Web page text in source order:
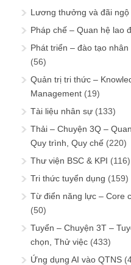
Lương thưởng và đãi ngộ
Pháp chế – Quan hệ lao
Phát triển – đào tạo
(56)
Quản trị tri thức –
Management (19)
Tài liệu nhân sự (133)
Thải – Chuyện 3Q –
Quy trình, Quy chế (220)
Thư viện BSC & KPI (116)
Tri thức tuyển dụng (159)
Từ điển năng lực – Core
(50)
Tuyển – Chuyện 3T –
chọn, Thử việc (433)
Ứng dụng AI vào QTNS